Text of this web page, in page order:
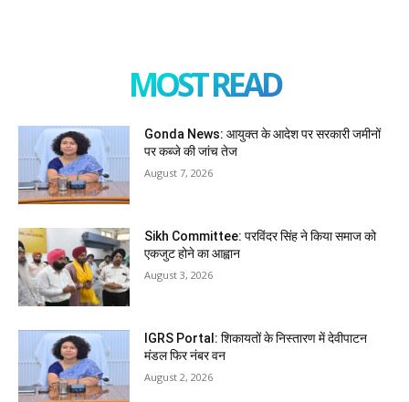
MOST READ
Gonda News: आयुक्त के आदेश पर सरकारी जमीनों
पर कब्जे की जांच तेज
August 7, 2026
Sikh Committee: परविंदर सिंह ने किया समाज को
एकजुट होने का आह्वान
August 3, 2026
IGRS Portal: शिकायतों के निस्तारण में देवीपाटन
मंडल फिर नंबर वन
August 2, 2026